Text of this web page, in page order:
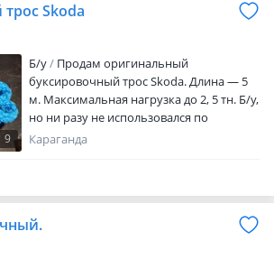
Skoda
9
Б/у
Продам оригинальный
буксировочный трос Skoda. Длина — 5
м. Максимальная нагрузка до 2, 5 тн. Б/у,
но ни разу не использовался по
назначению
Караганда